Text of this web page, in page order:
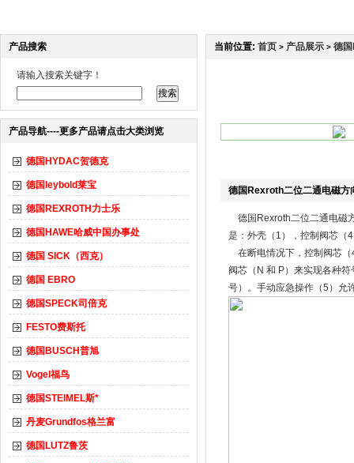
产品搜索
请输入搜索关键字！
产品导航----更多产品请点击大类浏览
德国HYDAC贺德克
德国leybold莱宝
德国REXROTH力士乐
德国HAWE哈威中国办事处
德国 SICK（西克）
德国 EBRO
德国SPECK司倍克
FESTO费斯托
德国BUSCH普旭
Vogel福鸟
德国STEIMEL斯*
丹麦Grundfos格兰富
德国LUTZ鲁茨
当前位置: 首页 > 产品展示 > 德
德国Rexroth二位二通电磁方
德国Rexroth二位二通电磁
是：外壳（1），控制阀芯（
在断电情况下，控制阀芯（
阀芯（N 和 P）来实现各种
号）。手动应急操作（5）允